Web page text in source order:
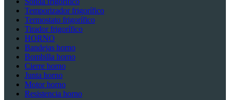
Temporizador frigorífico
Termostato frigorífico
Tirador frigorífico
HORNO
Bandejas horno
Bombilla horno
Cierre horno
Junta horno
Motor horno
Resistencia horno